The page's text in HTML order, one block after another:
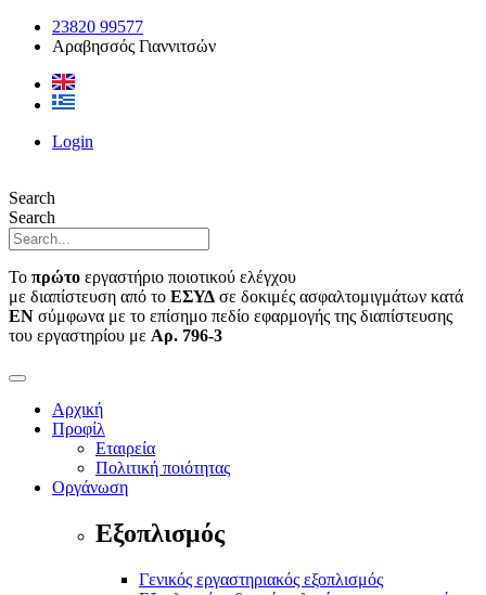
Μετάβαση23820 99577
Αραβησσός Γιαννιτσών
Login
Search
Search
Το πρώτο εργαστήριο ποιοτικού ελέγχου
με διαπίστευση από το ΕΣΥΔ σε δοκιμές ασφαλτομιγμάτων κατά
ΕΝ σύμφωνα με το επίσημο πεδίο εφαρμογής της διαπίστευσης
του εργαστηρίου με Αρ. 796-3
Αρχική
Προφίλ
Εταιρεία
Πολιτική ποιότητας
Οργάνωση
Εξοπλισμός
Γενικός εργαστηριακός εξοπλισμός